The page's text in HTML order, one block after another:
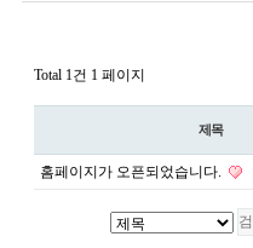
Total 1건 1 페이지
제목
홈페이지가 오픈되었습니다.